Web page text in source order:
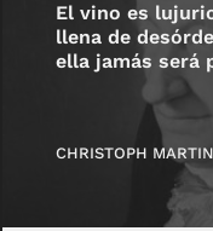
El vino es
llena de
ella jamás será
CHRISTOPH